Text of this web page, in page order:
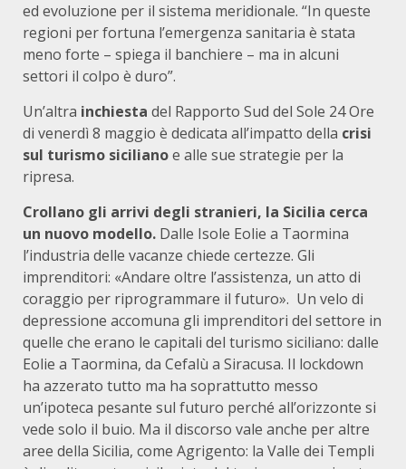
ed evoluzione per il sistema meridionale. “In queste
regioni per fortuna l’emergenza sanitaria è stata
meno forte – spiega il banchiere – ma in alcuni
settori il colpo è duro”.
Un’altra inchiesta del Rapporto Sud del Sole 24 Ore
di venerdì 8 maggio è dedicata all’impatto della crisi
sul turismo sicilianoe alle sue strategie per la
ripresa.
Crollano gli arrivi degli stranieri, la Sicilia cerca
un nuovo modello. Dalle Isole Eolie a Taormina
l’industria delle vacanze chiede certezze. Gli
imprenditori: «Andare oltre l’assistenza, un atto di
coraggio per riprogrammare il futuro». Un velo di
depressione accomuna gli imprenditori del settore in
quelle che erano le capitali del turismo siciliano: dalle
Eolie a Taormina, da Cefalù a Siracusa. Il lockdown
ha azzerato tutto ma ha soprattutto messo
un’ipoteca pesante sul futuro perché all’orizzonte si
vede solo il buio. Ma il discorso vale anche per altre
aree della Sicilia, come Agrigento: la Valle dei Templi